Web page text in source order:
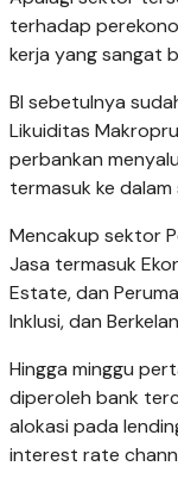
terhadap
kerja yang sangat
BI sebetulnya
Likuiditas
perbankan
termasuk ke
Mencakup sektor
Jasa termasuk
Estate, dan
Inklusi, dan
Hingga minggu
diperoleh bank
alokasi pada
interest rate